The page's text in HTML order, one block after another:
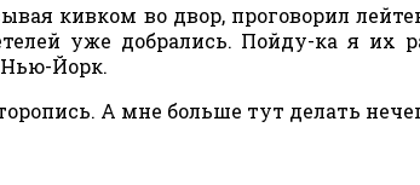
кивком во двор, проговорил
уже добрались. Пойду-ка я их
Нью-Йорк.
А мне больше тут делать